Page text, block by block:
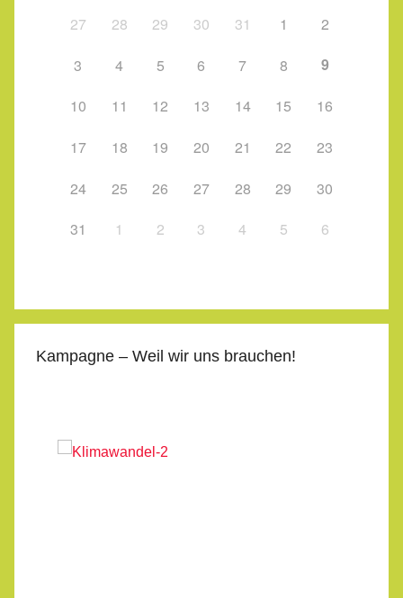
27
28 29 30 31 1
2
3
4 5 6 7 8 9
10 11 12 13 14 15
16
17
18 19 20 21 22
23
24
25 26 27 28 29
30
31
1 2 3 4 5 6
Kampagne – Weil wir uns brauchen!